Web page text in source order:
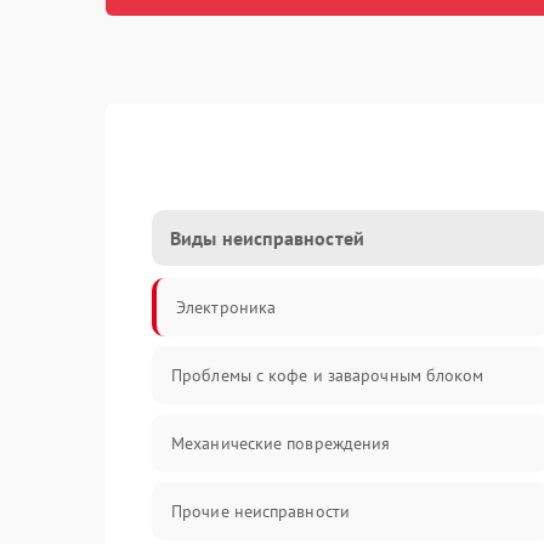
Виды неисправностей
Электроника
Проблемы с кофе и заварочным блоком
Механические повреждения
Прочие неисправности